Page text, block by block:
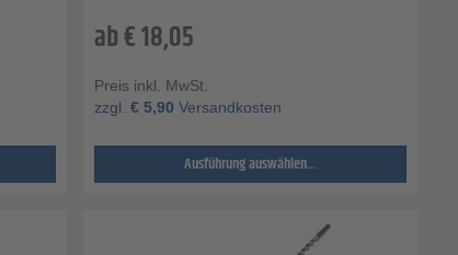
ab€18,05
Preis inkl. MwSt.
zzgl. € 5,90 Versandkosten
Ausführung auswählen...